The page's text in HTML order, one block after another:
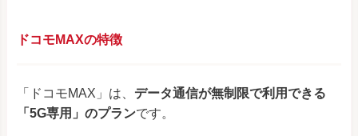
ドコモMAXの特徴
「ドコモMAX」は、 データ通信が無制限で利用できる
「5G専用」のプランです。